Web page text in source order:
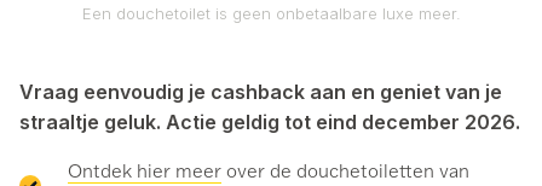
Een douchetoilet is geen onbetaalbare luxe meer.
Vraag eenvoudig je cashback aan en geniet van je
straaltje geluk. Actie geldig tot eind december 2026.
Ontdek hier meer over de douchetoiletten van